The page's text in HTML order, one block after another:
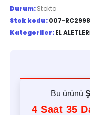
Durum:Stokta
Stok kodu:007-RC2998
Kategoriler:EL
Bu ürünü
4 Saat 35